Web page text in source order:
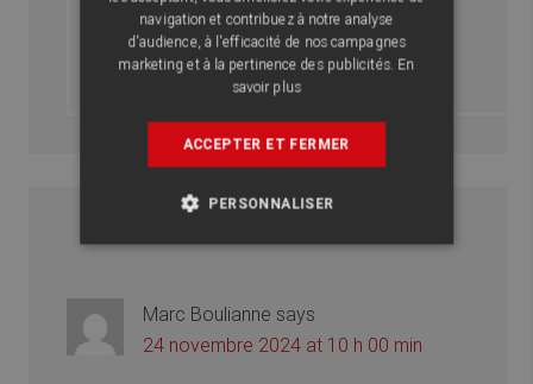
L’équipe d’Abat Extermination
Marc Boulianne says
24 novembre 2024 at 10 h 00 min
navigation et contribuez à notre analyse
d'audience, à l'efficacité de nos campagnes
marketing et à la pertinence des publicités. En
savoir plus
ACCEPTER ET FERMER
PERSONNALISER